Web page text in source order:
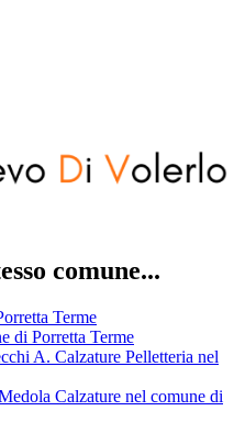
comune...
Terme
di Porretta Terme
A. Calzature Pelletteria nel
Calzature nel comune di